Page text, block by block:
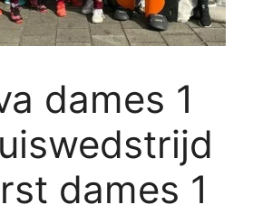
dames 1
dames 1